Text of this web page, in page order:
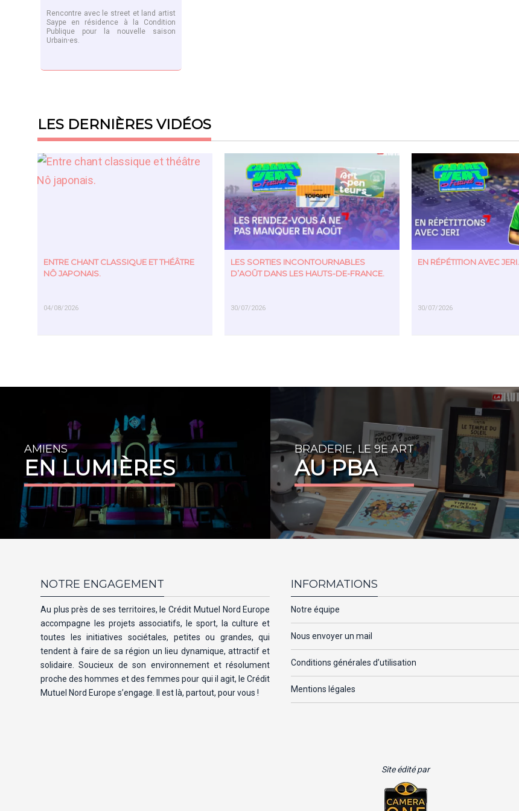
Rencontre avec le street et land artist
Saype en résidence à la Condition
Publique pour la nouvelle saison
Urbain⸱es.
LES DERNIÈRES VIDÉOS
ENTRE CHANT CLASSIQUE ET THÉÂTRE
NÔ JAPONAIS.
04/08/2026
LES SORTIES INCONTOURNABLES
D’AOÛT DANS LES HAUTS-DE-FRANCE.
30/07/2026
EN RÉPÉTITION AVEC JERI.
30/07/2026
AMIENS
EN LUMIÈRES
BRADERIE, LE 9E ART
AU PBA
NOTRE ENGAGEMENT
Au plus près de ses territoires, le Crédit Mutuel Nord Europe
accompagne les projets associatifs, le sport, la culture et
toutes les initiatives sociétales, petites ou grandes, qui
tendent à faire de sa région un lieu dynamique, attractif et
solidaire. Soucieux de son environnement et résolument
proche des hommes et des femmes pour qui il agit, le Crédit
Mutuel Nord Europe s’engage. Il est là, partout, pour vous !
INFORMATIONS
Notre équipe
Nous envoyer un mail
Conditions générales d’utilisation
Mentions légales
Site édité par